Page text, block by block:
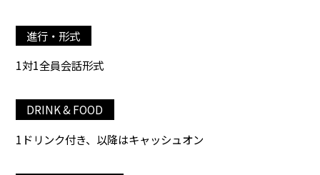
進行・形式
1対1全員会話形式
DRINK & FOOD
1ドリンク付き、以降はキャッシュオン